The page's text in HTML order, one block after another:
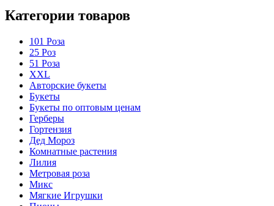
Категории товаров
101 Роза
25 Роз
51 Роза
XXL
Авторские букеты
Букеты
Букеты по оптовым ценам
Герберы
Гортензия
Дед Мороз
Комнатные растения
Лилия
Метровая роза
Микс
Мягкие Игрушки